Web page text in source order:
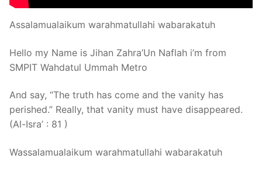
Assalamualaikum warahmatullahi wabarakatuh
Hello my Name is Jihan Zahra’Un Naflah i’m from
SMPIT Wahdatul Ummah Metro
And say, “The truth has come and the vanity has
perished.” Really, that vanity must have disappeared.
(Al-Isra’ : 81 )
Wassalamualaikum warahmatullahi wabarakatuh